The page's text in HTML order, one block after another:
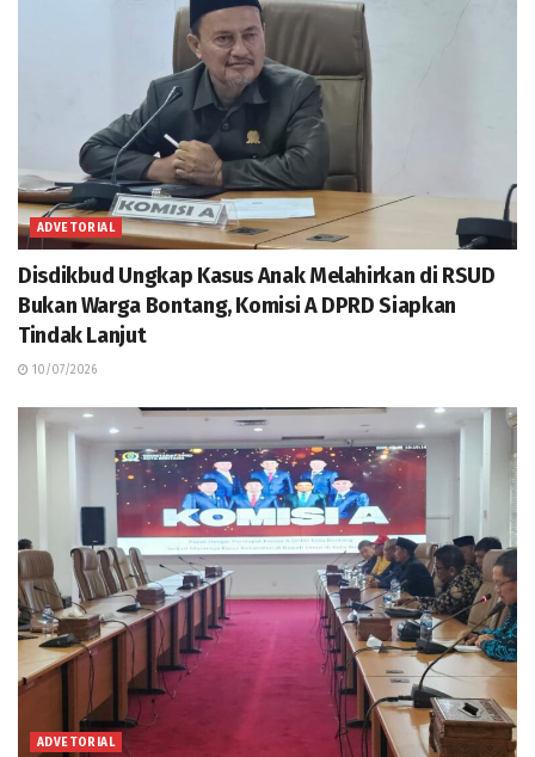
ADVETORIAL
Disdikbud Ungkap Kasus Anak Melahirkan di RSUD
Bukan Warga Bontang, Komisi A DPRD Siapkan
Tindak Lanjut
10/07/2026
ADVETORIAL